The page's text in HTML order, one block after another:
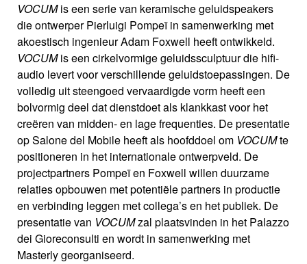
VOCUMis een serie van keramische geluidspeakers
die ontwerper Pierluigi Pompeï in samenwerking met
akoestisch ingenieur Adam Foxwell heeft ontwikkeld.
VOCUMis een cirkelvormige geluidssculptuur die hifi-
audio levert voor verschillende geluidstoepassingen. De
volledig uit steengoed vervaardigde vorm heeft een
bolvormig deel dat dienstdoet als klankkast voor het
creëren van midden- en lage frequenties. De presentatie
op Salone del Mobile heeft als hoofddoel om VOCUMte
positioneren in het internationale ontwerpveld. De
projectpartners Pompeï en Foxwell willen duurzame
relaties opbouwen met potentiële partners in productie
en verbinding leggen met collega’s en het publiek. De
presentatie van VOCUMzal plaatsvinden in het Palazzo
dei Gioreconsulti en wordt in samenwerking met
Masterly georganiseerd.